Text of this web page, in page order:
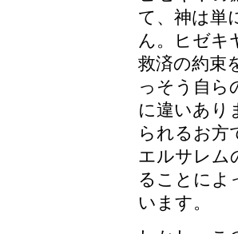
て、神は単
ん。ヒゼキ
救済の約束
っそう自ら
に違いあり
られるお方
エルサレム
ることによ
います。